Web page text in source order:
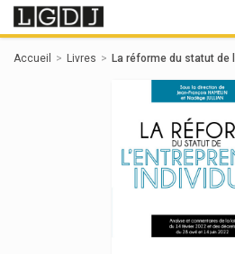
Accueil Livres La réforme du statut de
Panneau de gestion des cookies